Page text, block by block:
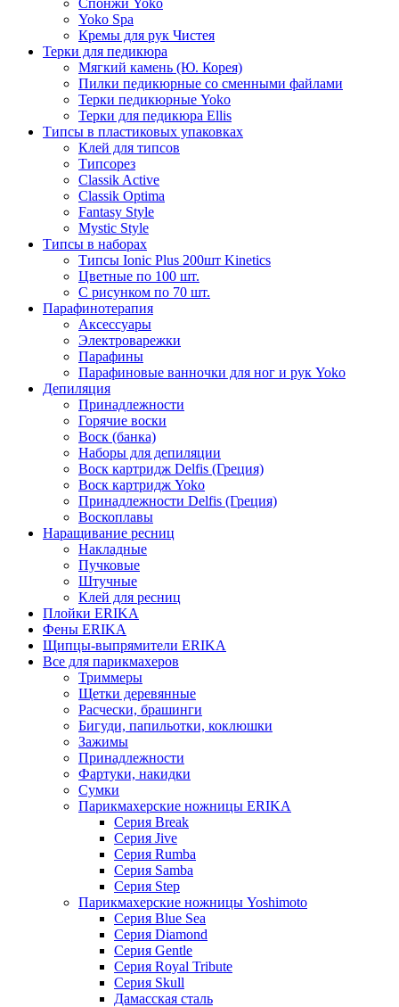
Спонжи Yoko
Yoko Spa
Кремы для рук Чистея
Терки для педикюра
Мягкий камень (Ю. Корея)
Пилки педикюрные со сменными файлами
Терки педикюрные Yoko
Терки для педикюра Ellis
Типсы в пластиковых упаковках
Клей для типсов
Типсорез
Classik Active
Classik Optima
Fantasy Style
Mystic Style
Типсы в наборах
Типсы Ionic Plus 200шт Kinetics
Цветные по 100 шт.
С рисунком по 70 шт.
Парафинотерапия
Аксессуары
Электроварежки
Парафины
Парафиновые ванночки для ног и рук Yoko
Депиляция
Принадлежности
Горячие воски
Воск (банка)
Наборы для депиляции
Воск картридж Delfis (Греция)
Воск картридж Yoko
Принадлежности Delfis (Греция)
Воскоплавы
Наращивание ресниц
Накладные
Пучковые
Штучные
Клей для ресниц
Плойки ERIKA
Фены ERIKA
Щипцы-выпрямители ERIKA
Все для парикмахеров
Триммеры
Щетки деревянные
Расчески, брашинги
Бигуди, папильотки, коклюшки
Зажимы
Принадлежности
Фартуки, накидки
Сумки
Парикмахерские ножницы ERIKA
Серия Break
Серия Jive
Серия Rumba
Серия Samba
Серия Step
Парикмахерские ножницы Yoshimoto
Серия Blue Sea
Серия Diamond
Серия Gentle
Серия Royal Tribute
Серия Skull
Дамасская сталь